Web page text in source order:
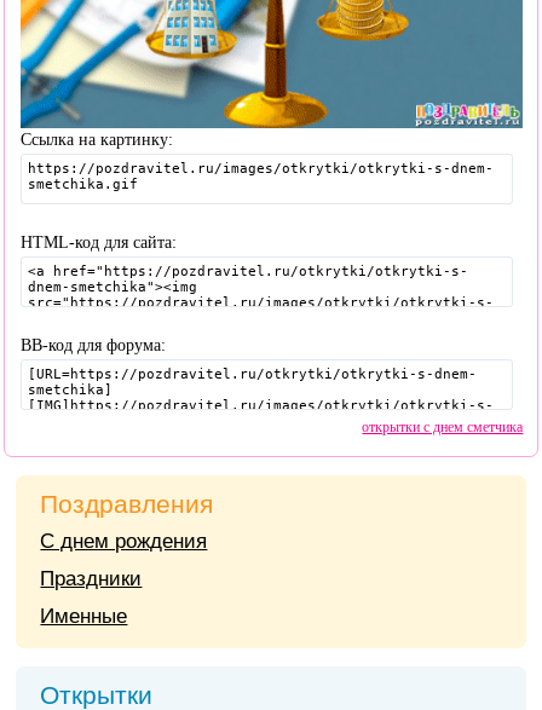
Ссылка на картинку:
HTML-код для сайта:
BB-код для форума:
открытки с днем сметчика
Поздравления
С днем рождения
Праздники
Именные
Открытки